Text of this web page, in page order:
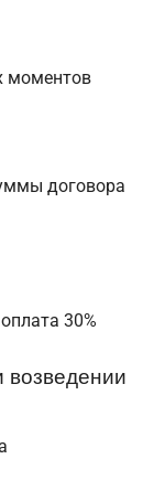
моментов
договора
30%
возведении